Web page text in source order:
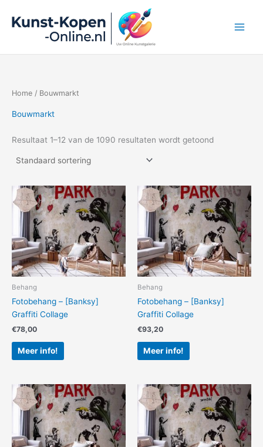
naar
Home / Bouwmarkt
Bouwmarkt
Resultaat 1–12 van de 1090 resultaten wordt getoond
Behang
Fotobehang – [Banksy]
Graffiti Collage
€78,00
Meer info!
Behang
Fotobehang – [Banksy]
Graffiti Collage
€93,20
Meer info!